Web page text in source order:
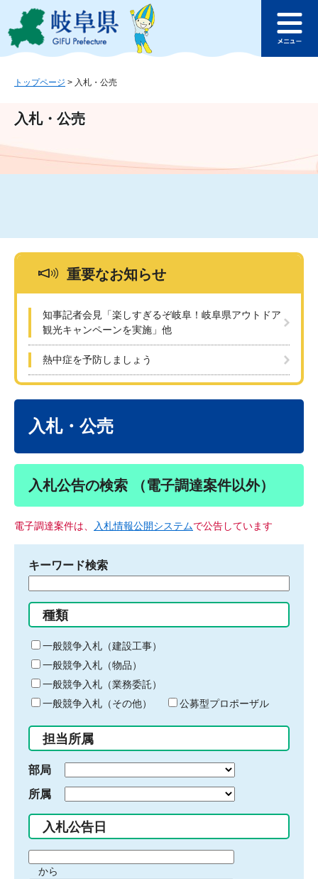
ジ
ュ
文
このページの本文へ
ュ
トップページ > 入札・公売
入札・公売
重要なお知らせ
知事記者会見「楽しすぎるぞ岐阜！岐阜県アウトドア
観光キャンペーンを実施」他
熱中症を予防しましょう
入札・公売
入札公告の検索 （電子調達案件以外）
電子調達案件は、 入札情報公開システムで公告しています
キーワード検索
る
キ
ー
ワ
ー
ド
入
力
種類
一般競争入札（建設工事）
一般競争入札（物品）
一般競争入札（業務委託）
一般競争入札（その他）
公募型プロポーザル
担当所属
部局
所属
入札公告日
間から